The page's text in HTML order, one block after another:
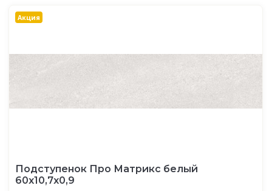
Акция
Подступенок Про Матрикс белый
60x10,7x0,9